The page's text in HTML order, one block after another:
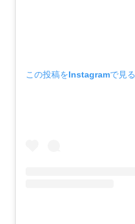
この投稿をInstagramで見る